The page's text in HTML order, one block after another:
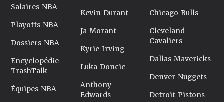
Salaires NBA
Playoffs NBA
Dossiers NBA
Encyclopédie
TrashTalk
Équipes NBA
Kevin Durant
Ja Morant
Kyrie Irving
Luka Doncic
Anthony
Edwards
Chicago Bulls
Cleveland
Cavaliers
Dallas Mavericks
Denver Nuggets
Detroit Pistons